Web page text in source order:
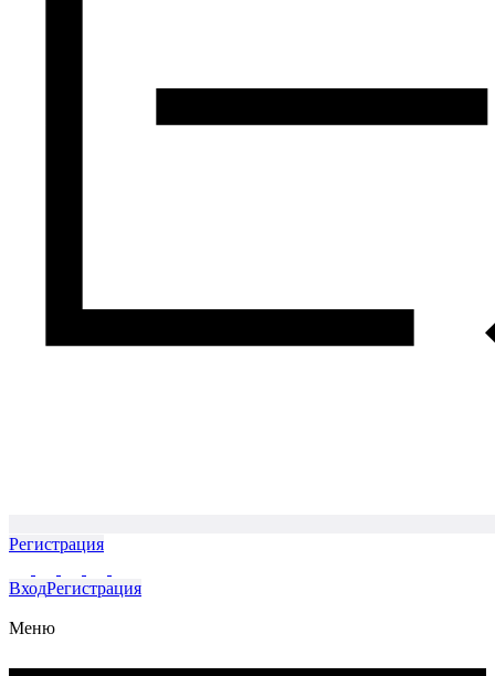
Регистрация
ВходРегистрация
Меню